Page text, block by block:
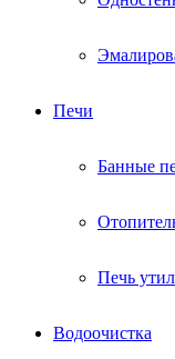
Печи
Банные
Печь
Водоочистка